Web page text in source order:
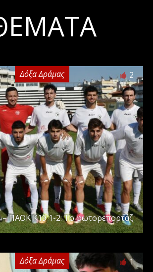
Δόξα Δράμας 2
– ΠΑΟΚ Κ19 1-2: Το φωτορεπορτάζ
Δόξα Δράμας 1